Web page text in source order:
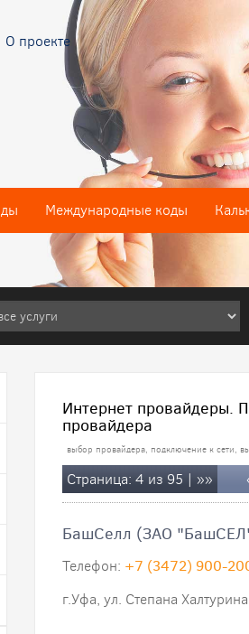
О проекте
Международные коды
Интернет провайдеры.
провайдера
выбор провайдера, подключение к сети,
Страница: 4 из 95 | »»
БашСелл (ЗАО
Телефон: +7 (3472) 900-
г.Уфа, ул. Степана